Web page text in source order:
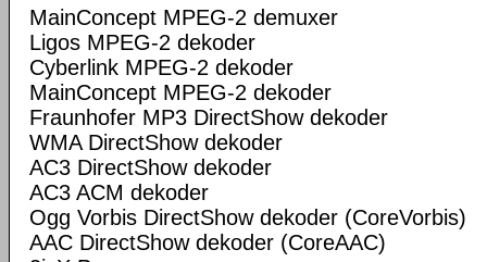
MainConcept MPEG-2 demuxer
Ligos MPEG-2 dekoder
Cyberlink MPEG-2 dekoder
MainConcept MPEG-2 dekoder
Fraunhofer MP3 DirectShow dekoder
WMA DirectShow dekoder
AC3 DirectShow dekoder
AC3 ACM dekoder
Ogg Vorbis DirectShow dekoder (CoreVorbis)
AAC DirectShow dekoder (CoreAAC)